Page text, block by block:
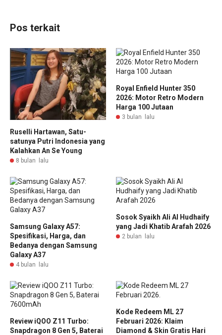
Pos terkait
Ruselli Hartawan, Satu-
satunya Putri Indonesia yang
Kalahkan An Se Young
8 bulan lalu
Royal Enfield Hunter 350
2026: Motor Retro Modern
Harga 100 Jutaan
3 bulan lalu
Samsung Galaxy A57:
Spesifikasi, Harga, dan
Bedanya dengan Samsung
Galaxy A37
4 bulan lalu
Sosok Syaikh Ali Al Hudhaify
yang Jadi Khatib Arafah 2026
2 bulan lalu
Review iQOO Z11 Turbo:
Snapdragon 8 Gen 5, Baterai
Kode Redeem ML 27
Februari 2026: Klaim
Diamond & Skin Gratis Hari